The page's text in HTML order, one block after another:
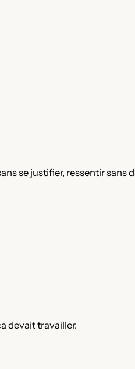
se justifier, ressentir sans
devait travailler.